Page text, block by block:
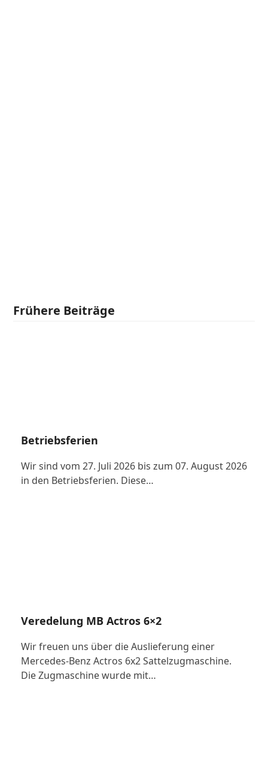
Frühere Beiträge
Betriebsferien
Wir sind vom 27. Juli 2026 bis zum 07. August 2026
in den Betriebsferien. Diese…
Veredelung MB Actros 6×2
Wir freuen uns über die Auslieferung einer
Mercedes-Benz Actros 6x2 Sattelzugmaschine.
Die Zugmaschine wurde mit…